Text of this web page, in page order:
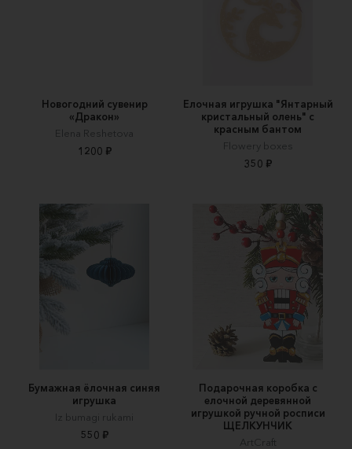
Новогодний сувенир
«Дракон»
Elena Reshetova
1200 ₽
Елочная игрушка "Янтарный
кристальный олень" с
красным бантом
Flowery boxes
350 ₽
Бумажная ёлочная синяя
игрушка
Iz bumagi rukami
550 ₽
Подарочная коробка с
елочной деревянной
игрушкой ручной росписи
ЩЕЛКУНЧИК
ArtCraft